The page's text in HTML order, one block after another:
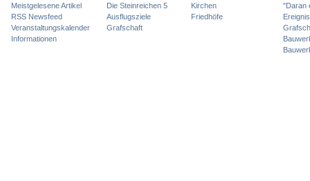
Meistgelesene Artikel
RSS Newsfeed
Veranstaltungskalender
Informationen
Die Steinreichen 5
Ausflugsziele
Grafschaft
Kirchen
Friedhöfe
"Daran